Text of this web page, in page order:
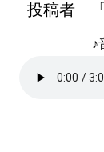
投稿者
♪